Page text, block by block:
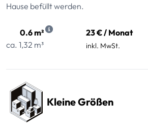
Hause befüllt werden.
0.6 m²
ca. 1,32 m³
23 € / Monat
inkl. MwSt.
Kleine Größen